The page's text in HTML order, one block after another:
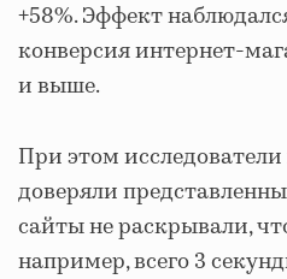
+58%. Эффект
конверсия интернет-
и выше.
При этом
доверяли
сайты не раскрывали,
например, всего 3